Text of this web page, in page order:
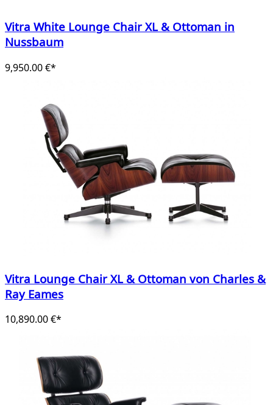
Vitra White Lounge Chair XL & Ottoman in
Nussbaum
9,950.00 €*
Vitra Lounge Chair XL & Ottoman von Charles &
Ray Eames
10,890.00 €*